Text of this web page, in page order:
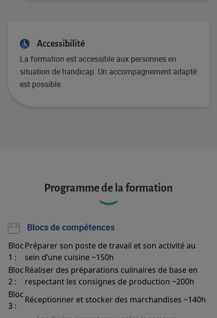
Accessibilité
La formation est accessible aux personnes en
situation de handicap. Un accompagnement adapté
est possible.
Programme de la formation
Blocs de compétences
Bloc
1 :
Préparer son poste de travail et son activité au
sein d’une cuisine ~150h
Bloc
2 :
Réaliser des préparations culinaires de base en
respectant les consignes de production ~200h
Bloc
3 :
Réceptionner et stocker des marchandises ~140h